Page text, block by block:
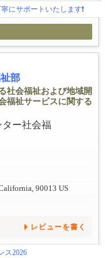
にサポートいたします❗️
部
社会福祉および地域開
福祉サービスに関する
California, 90013 US
レビューを書く
ス2026